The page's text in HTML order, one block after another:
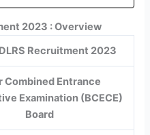
2023 : Overview
Recruitment 2023
Combined Entrance
Examination (BCECE)
Board